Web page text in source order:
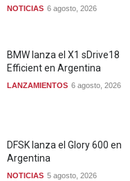
NOTICIAS 6 agosto, 2026
BMW lanza el X1 sDrive18
Efficient en Argentina
LANZAMIENTOS 6 agosto, 2026
DFSK lanza el Glory 600 en
Argentina
NOTICIAS 5 agosto, 2026